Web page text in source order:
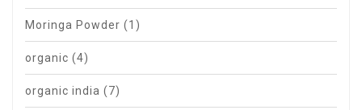
Moringa Powder (1)
organic (4)
organic india (7)